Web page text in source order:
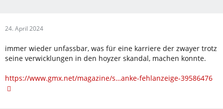
24. April 2024
immer wieder unfassbar, was für eine karriere der zwayer trotz
seine verwicklungen in den hoyzer skandal, machen konnte.
https://www.gmx.net/magazine/s…anke-fehlanzeige-39586476